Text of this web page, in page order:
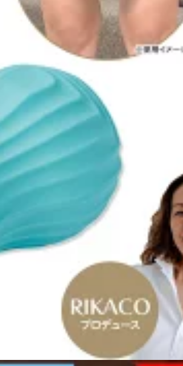
類似品と比較